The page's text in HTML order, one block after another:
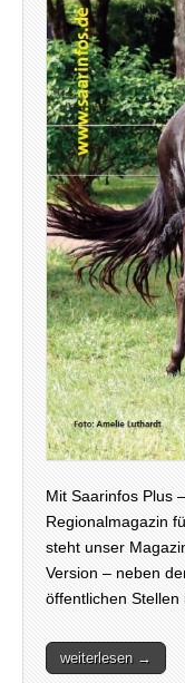
Mit Saarinfos Plus
Regionalmagazin
steht unser
Version – neben
öffentlichen Stellen
weiterlesen →